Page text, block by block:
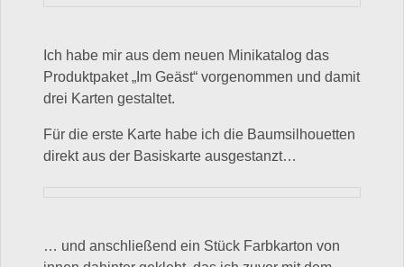
Ich habe mir aus dem neuen Minikatalog das
Produktpaket „Im Geäst“ vorgenommen und damit
drei Karten gestaltet.
Für die erste Karte habe ich die Baumsilhouetten
direkt aus der Basiskarte ausgestanzt…
… und anschließend ein Stück Farbkarton von